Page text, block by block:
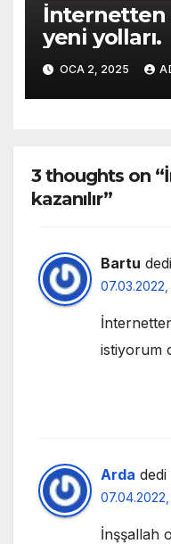
İnternetten
yeni yolları.
OCA 2, 2025
3 thoughts on
kazanılır”
Bartu
07.03.2022,
istiyorum
Arda dedi
İnşşallah